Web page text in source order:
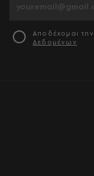
Αποδέχομαι την
Δεδομένων